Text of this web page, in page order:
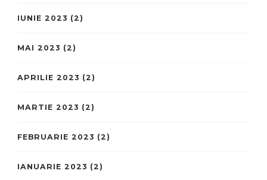
IUNIE 2023 (2)
MAI 2023 (2)
APRILIE 2023 (2)
MARTIE 2023 (2)
FEBRUARIE 2023 (2)
IANUARIE 2023 (2)